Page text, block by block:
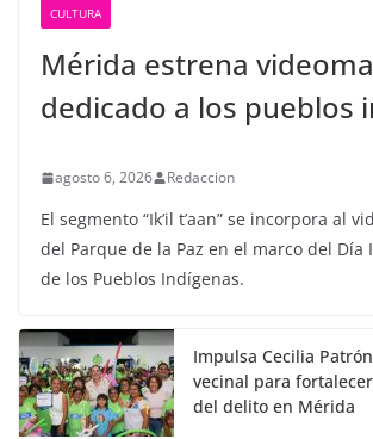
CULTURA
Mérida estrena
dedicado a los pueblos
agosto 6, 2026 Redaccion
El segmento “Ik’il t’aan” se incorpora al
del Parque de la Paz en el marco del Día
de los Pueblos Indígenas.
Impulsa Cecilia
vecinal para
del delito en Mérida